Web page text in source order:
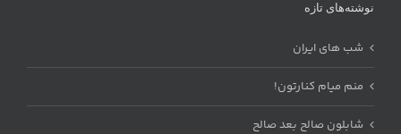
نوشته‌های تازه
شب های ایران
منم میام کنارتون!
شابلون صالح بعد صالح